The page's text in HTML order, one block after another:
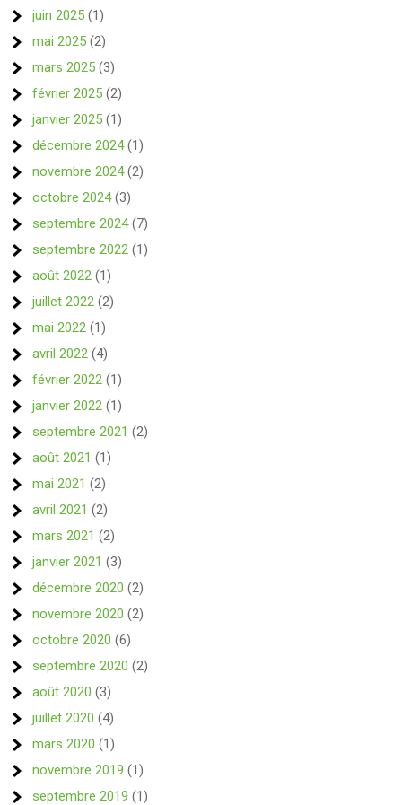
juin 2025 (1)
mai 2025 (2)
mars 2025 (3)
février 2025 (2)
janvier 2025 (1)
décembre 2024(1)
novembre 2024(2)
octobre 2024(3)
septembre 2024(7)
septembre 2022 (1)
août 2022 (1)
juillet 2022 (2)
mai 2022 (1)
avril 2022 (4)
février 2022 (1)
janvier 2022 (1)
septembre 2021 (2)
août 2021 (1)
mai 2021 (2)
avril 2021 (2)
mars 2021 (2)
janvier 2021 (3)
décembre 2020 (2)
novembre 2020 (2)
octobre 2020 (6)
septembre 2020 (2)
août 2020 (3)
juillet 2020 (4)
mars 2020 (1)
novembre 2019 (1)
septembre 2019 (1)